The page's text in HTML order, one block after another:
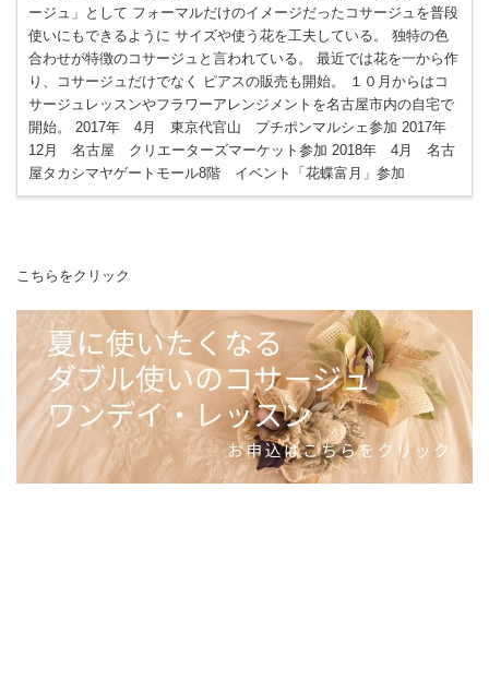
ージュ」として フォーマルだけのイメージだったコサージュを普段
使いにもできるように サイズや使う花を工夫している。 独特の色
合わせが特徴のコサージュと言われている。 最近では花を一から作
り、コサージュだけでなく ピアスの販売も開始。 １０月からはコ
サージュレッスンやフラワーアレンジメントを名古屋市内の自宅で
開始。 2017年 4月 東京代官山 プチポンマルシェ参加 2017年
12月 名古屋 クリエーターズマーケット参加 2018年 4月 名古
屋タカシマヤゲートモール8階 イベント「花蝶富月」参加
こちらをクリック